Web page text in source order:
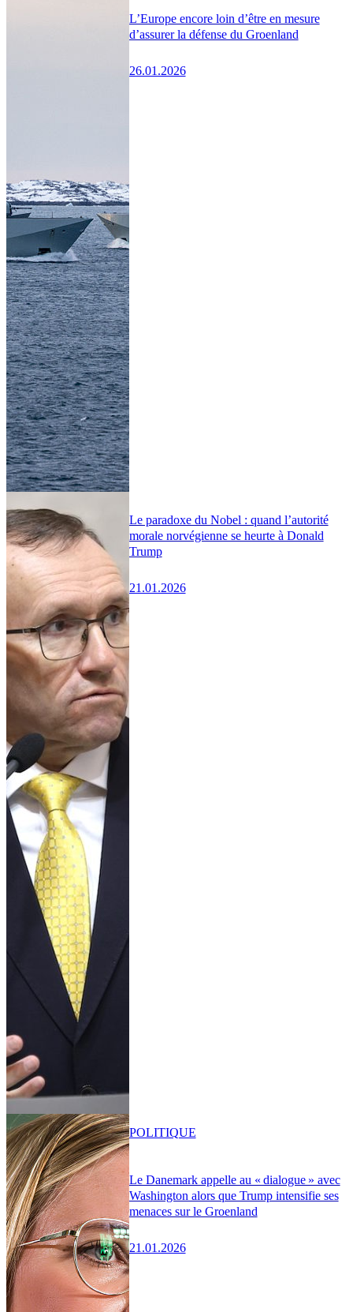
L’Europe encore loin d’être en mesure
d’assurer la défense du Groenland
26.01.2026
Le paradoxe du Nobel : quand l’autorité
morale norvégienne se heurte à Donald
Trump
21.01.2026
Le Danemark appelle au « dialogue » avec
Washington alors que Trump intensifie ses
menaces sur le Groenland
21.01.2026
POLITIQUE